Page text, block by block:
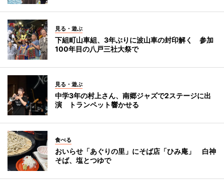
見る・遊ぶ
下組町山車組、3年ぶりに波山車の封印解く 参加
100年目の八戸三社大祭で
見る・遊ぶ
中学3年の村上さん、南郷ジャズで2ステージに出
演 トランペット響かせる
食べる
おいらせ「あぐりの里」にそば店「ひみ庵」 白神
そば、塩とつゆで